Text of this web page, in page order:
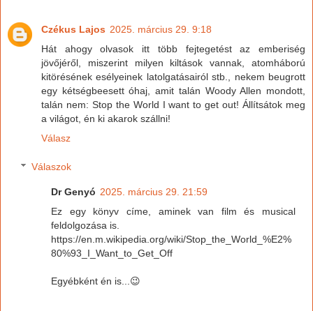
Czékus Lajos 2025. március 29. 9:18
Hát ahogy olvasok itt több fejtegetést az emberiség
jövőjéről, miszerint milyen kiltások vannak, atomháború
kitörésének esélyeinek latolgatásairól stb., nekem beugrott
egy kétségbeesett óhaj, amit talán Woody Allen mondott,
talán nem: Stop the World I want to get out! Állítsátok meg
a világot, én ki akarok szállni!
Válasz
Válaszok
Dr Genyó 2025. március 29. 21:59
Ez egy könyv címe, aminek van film és musical
feldolgozása is.
https://en.m.wikipedia.org/wiki/Stop_the_World_%E2%
80%93_I_Want_to_Get_Off
Egyébként én is...😉